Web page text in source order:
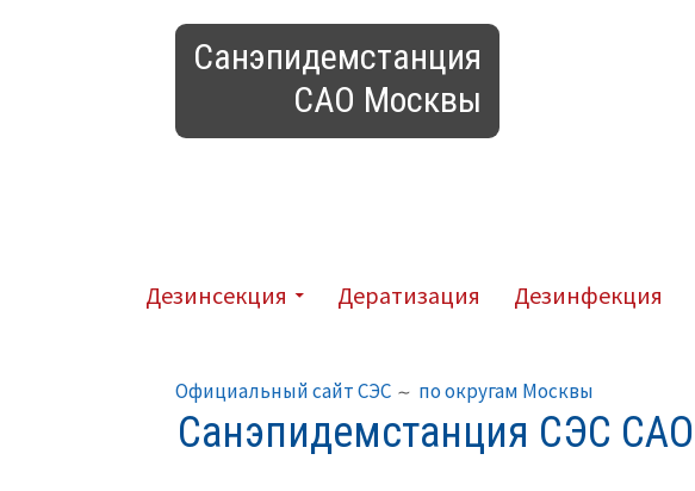
Перейти
Санэпидемстанция
Основное
меню
Дезинсекция Дератизация Дезинфекция
Официальный сайт СЭС по округам Москвы
Санэпидемстанция СЭС САО